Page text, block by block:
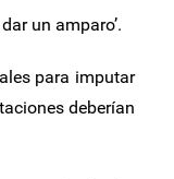
un amparo’.
para imputar
deberían